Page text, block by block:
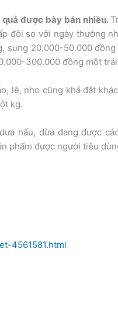
được bày bán nhiều.
đôi so với ngày thường
sung 20.000-50.000
300.000 đồng một
lê, nho cũng khá đắt
kg.
hấu, dừa đang được
phẩm được người tiêu
4561581.html